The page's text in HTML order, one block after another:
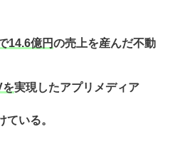
14.6億円の売上を産んだ不動
を実現したアプリメディア
いる。